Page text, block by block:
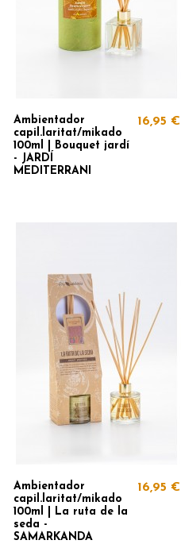
Ambientador
capil.laritat/mikado
100ml | Bouquet jardí
- JARDÍ
MEDITERRANI
16,95 €
Ambientador
capil.laritat/mikado
100ml | La ruta de la
seda -
SAMARKANDA
16,95 €